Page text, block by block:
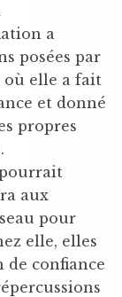
a
posées par
où elle a fait
et donné
propres
aux
pour
elle, elles
confiance